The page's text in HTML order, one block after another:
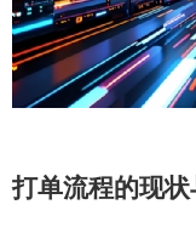
打单流程的现